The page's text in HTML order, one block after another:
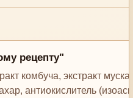
рецепту"
комбуча, экстракт
антиокислитель